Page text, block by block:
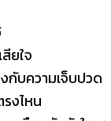
ยใจ
กับความเจ็บปวด
รงไหน